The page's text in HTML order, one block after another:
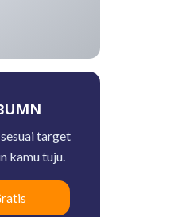
target
kamu tuju.